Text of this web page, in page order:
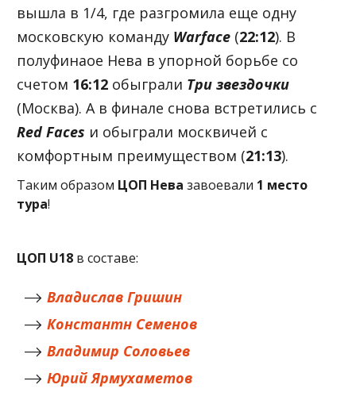
вышла в 1/4, где разгромила еще одну
московскую команду Warface (22:12). В
полуфинаое Нева в упорной борьбе со
счетом 16:12 обыграли Три звездочки
(Москва). А в финале снова встретились с
Red Faces и обыграли москвичей с
комфортным преимуществом (21:13).
Таким образом ЦОП Нева завоевали 1 место
тура!
ЦОП U18 в составе:
Владислав Гришин
Константн Семенов
Владимир Соловьев
Юрий Ярмухаметов